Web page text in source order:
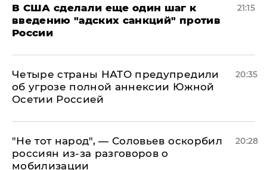
В США сделали еще один шаг к
введению "адских санкций" против
России
21:15
Четыре страны НАТО предупредили
об угрозе полной аннексии Южной
Осетии Россией
20:35
​"Не тот народ", — Соловьев оскорбил
россиян из-за разговоров о
мобилизации
20:28